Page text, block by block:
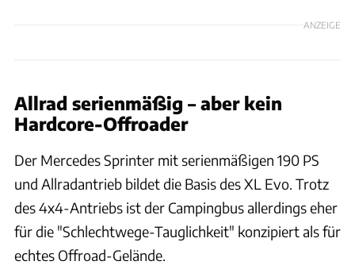
ANZEIGE
Allrad serienmäßig – aber kein
Hardcore-Offroader
Der Mercedes Sprinter mit serienmäßigen 190 PS
und Allradantrieb bildet die Basis des XL Evo. Trotz
des 4x4-Antriebs ist der Campingbus allerdings eher
für die "Schlechtwege-Tauglichkeit" konzipiert als für
echtes Offroad-Gelände.